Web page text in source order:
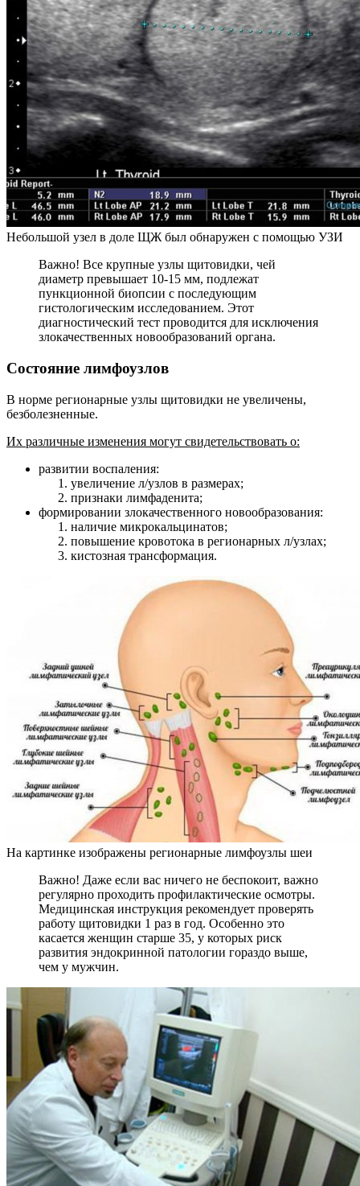
Небольшой узел в доле ЩЖ был обнаружен с помощью УЗИ
Важно! Все крупные узлы щитовидки, чей
диаметр превышает 10-15 мм, подлежат
пункционной биопсии с последующим
гистологическим исследованием. Этот
диагностический тест проводится для исключения
злокачественных новообразований органа.
Состояние лимфоузлов
В норме регионарные узлы щитовидки не увеличены,
безболезненные.
Их различные изменения могут свидетельствовать о:
развитии воспаления:
увеличение л/узлов в размерах;
признаки лимфаденита;
формировании злокачественного новообразования:
наличие микрокальцинатов;
повышение кровотока в регионарных л/узлах;
кистозная трансформация.
На картинке изображены регионарные лимфоузлы шеи
Важно! Даже если вас ничего не беспокоит, важно
регулярно проходить профилактические осмотры.
Медицинская инструкция рекомендует проверять
работу щитовидки 1 раз в год. Особенно это
касается женщин старше 35, у которых риск
развития эндокринной патологии гораздо выше,
чем у мужчин.